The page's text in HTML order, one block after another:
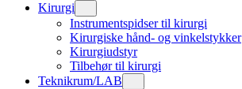
Kirurgi
Instrumentspidser til kirurgi
Kirurgiske hånd- og vinkelstykker
Kirurgiudstyr
Tilbehør til kirurgi
Teknikrum/LAB